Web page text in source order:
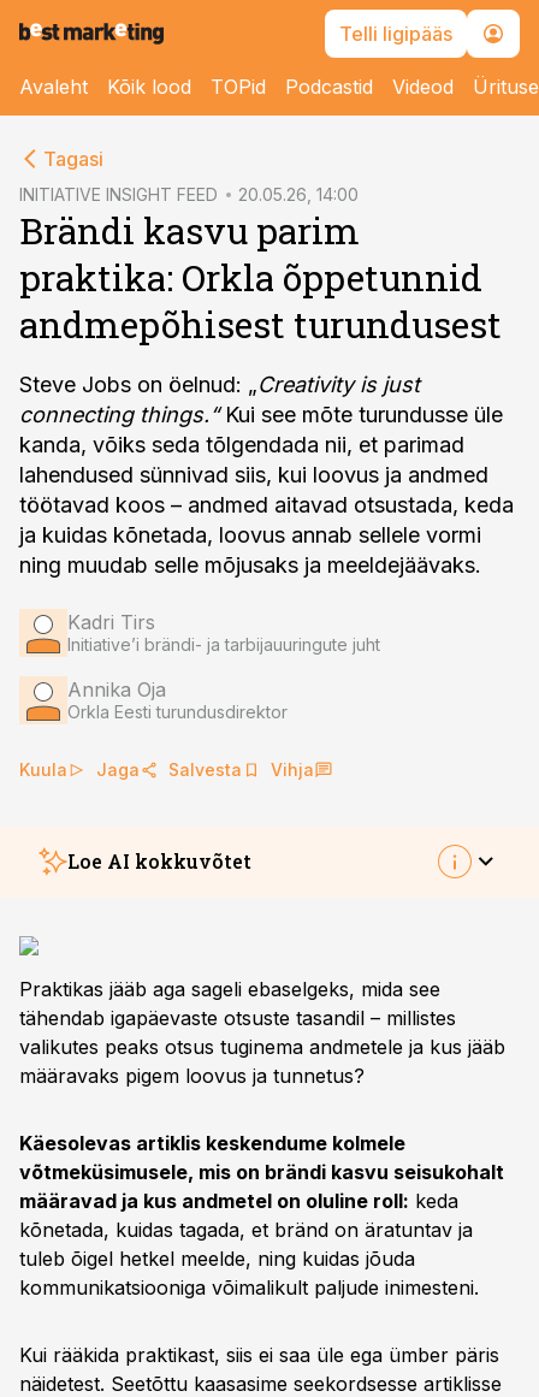
Telli ligipääs
Avaleht Kõik lood TOPid Podcastid Videod
Tagasi
INITIATIVE INSIGHT FEED 20.05.26, 14:00
Brändi kasvu parim
praktika: Orkla õppetunnid
andmepõhisest turundusest
Steve Jobs on öelnud: „Creativity is just
connecting things.“Kui see mõte turundusse üle
kanda, võiks seda tõlgendada nii, et parimad
lahendused sünnivad siis, kui loovus ja andmed
töötavad koos – andmed aitavad otsustada, keda
ja kuidas kõnetada, loovus annab sellele vormi
ning muudab selle mõjusaks ja meeldejäävaks.
Kadri Tirs
Initiative’i brändi- ja tarbijauuringute juht
Annika Oja
Orkla Eesti turundusdirektor
Kuula Jaga Salvesta Vihja
Loe AI kokkuvõtet
turunduse praktikast, et brändi kasv tuleb eelkõige
paljude harvade ostjateni jõudmisest, mitte vaid
lojaalsete klientide hoidmisest.Annika Ojasõnul
tuleb selleks mõista kogu kategooriat, kaardistada
uue küpsise lansseerimise, mille taga olid uuringud
tarbijavajaduste, äratuntavuse ja katvuse kohta.
Praktikas jääb aga sageli ebaselgeks, mida see
tähendab igapäevaste otsuste tasandil – millistes
valikutes peaks otsus tuginema andmetele ja kus jääb
määravaks pigem loovus ja tunnetus?
Käesolevas artiklis keskendume kolmele
võtmeküsimusele, mis on brändi kasvu seisukohalt
määravad ja kus andmetel on oluline roll: keda
kõnetada, kuidas tagada, et bränd on äratuntav ja
tuleb õigel hetkel meelde, ning kuidas jõuda
kommunikatsiooniga võimalikult paljude inimesteni.
Kui rääkida praktikast, siis ei saa üle ega ümber päris
näidetest. Seetõttu kaasasime seekordsesse artiklisse